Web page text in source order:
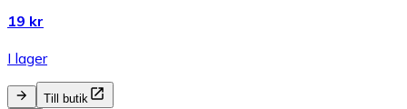
19 kr
I lager
Till butik